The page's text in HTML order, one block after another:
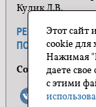
Кулик Л.В.
РЕКЛАМА
ПОЛИТИКА
Социальные
Этот сайт
cookie для
Нажимая
даете свое
с этими